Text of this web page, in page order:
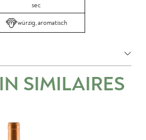
sec
würzig, aromatisch
SIMILAIRES